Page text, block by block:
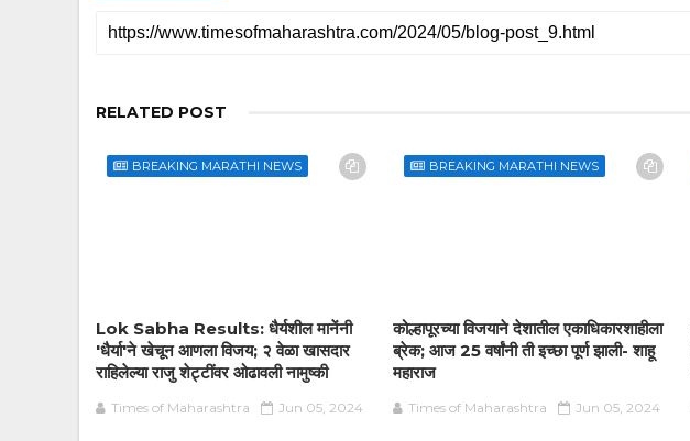
RELATED POST
BREAKING MARATHI NEWS
Lok Sabha Results: धैर्यशील मानेंनी
'धैर्या'ने खेचून आणला विजय; २ वेळा खासदार
राहिलेल्या राजु शेट्टींवर ओढावली नामुष्की
Times of Maharashtra Jun 05, 2024
BREAKING MARATHI NEWS
कोल्हापूरच्या विजयाने देशातील एकाधिकारशाहीला
ब्रेक; आज 25 वर्षांनी ती इच्छा पूर्ण झाली- शाहू
महाराज
Times of Maharashtra Jun 05, 2024